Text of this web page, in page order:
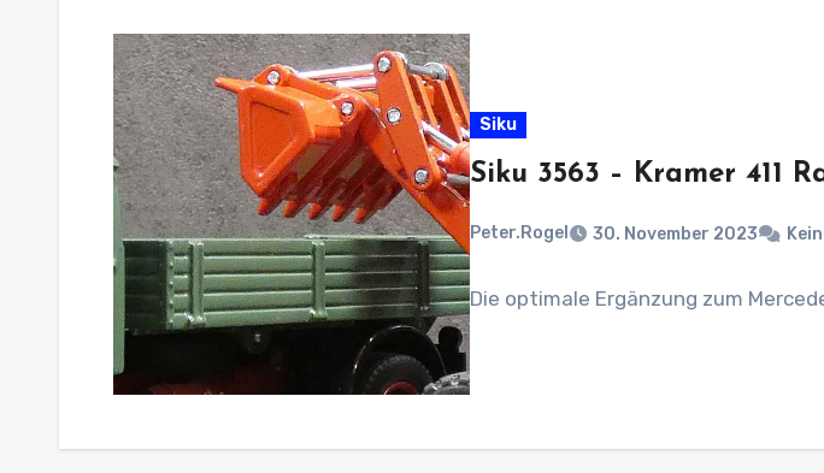
Siku
Siku 3563 – Kramer 411
Peter.Rogel 30. November 2023
Die optimale Ergänzung zum